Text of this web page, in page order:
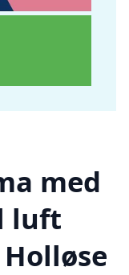
med
luft